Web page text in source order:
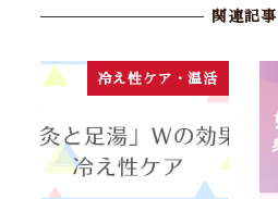
関連記事
冷え性ケア・温活